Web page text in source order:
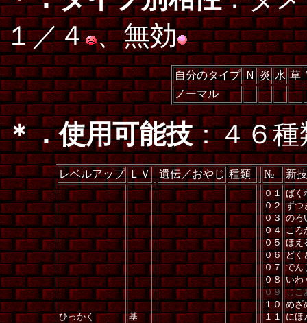
１／４ 、無効
自分のタイプ Ｎ 炎 水 草
ノーマル
＊．使用可能技：４６種
レベルアップ ＬＶ 遺伝／おやじ 種類 № 新
ひっかく
基
０１
０２
０３
０４
０５
０６
０７
０８
０９
１０
１１
ばく
ずつ
のろ
ころ
ほえ
どく
でん
いわ
じこ
めざ
にほ